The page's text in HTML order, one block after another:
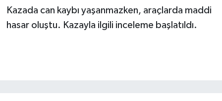
Kazada can kaybı yaşanmazken, araçlarda maddi
hasar oluştu. Kazayla ilgili inceleme başlatıldı.